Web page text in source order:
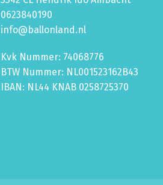
0623840190
info@ballonland.nl
Kvk Nummer: 74068776
BTW Nummer: NL001523162B43
IBAN: NL44 KNAB 0258725370